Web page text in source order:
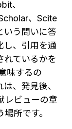
、
、Scite
いう問いに答
し、引用を通
れているかを
味するの
、発見後、
レビューの章
所です。